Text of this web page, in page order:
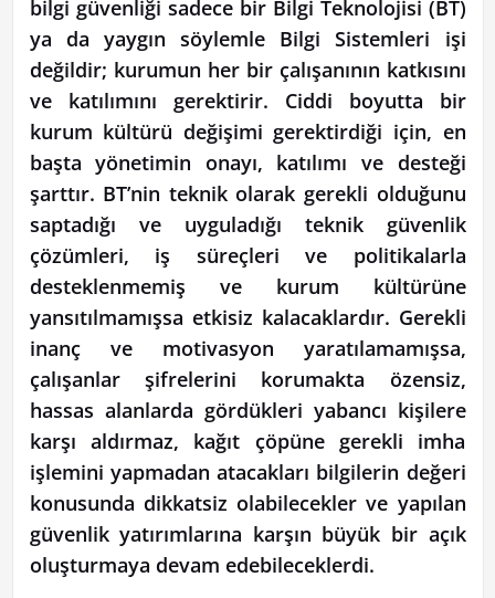
bilgi güvenliği sadece bir Bilgi Teknolojisi (BT)
ya da yaygın söylemle Bilgi Sistemleri işi
değildir; kurumun her bir çalışanının katkısını
ve katılımını gerektirir. Ciddi boyutta bir
kurum kültürü değişimi gerektirdiği için, en
başta yönetimin onayı, katılımı ve desteği
şarttır. BT’nin teknik olarak gerekli olduğunu
saptadığı ve uyguladığı teknik güvenlik
çözümleri, iş süreçleri ve politikalarla
desteklenmemiş ve kurum kültürüne
yansıtılmamışsa etkisiz kalacaklardır. Gerekli
inanç ve motivasyon yaratılamamışsa,
çalışanlar şifrelerini korumakta özensiz,
hassas alanlarda gördükleri yabancı kişilere
karşı aldırmaz, kağıt çöpüne gerekli imha
işlemini yapmadan atacakları bilgilerin değeri
konusunda dikkatsiz olabilecekler ve yapılan
güvenlik yatırımlarına karşın büyük bir açık
oluşturmaya devam edebileceklerdi.